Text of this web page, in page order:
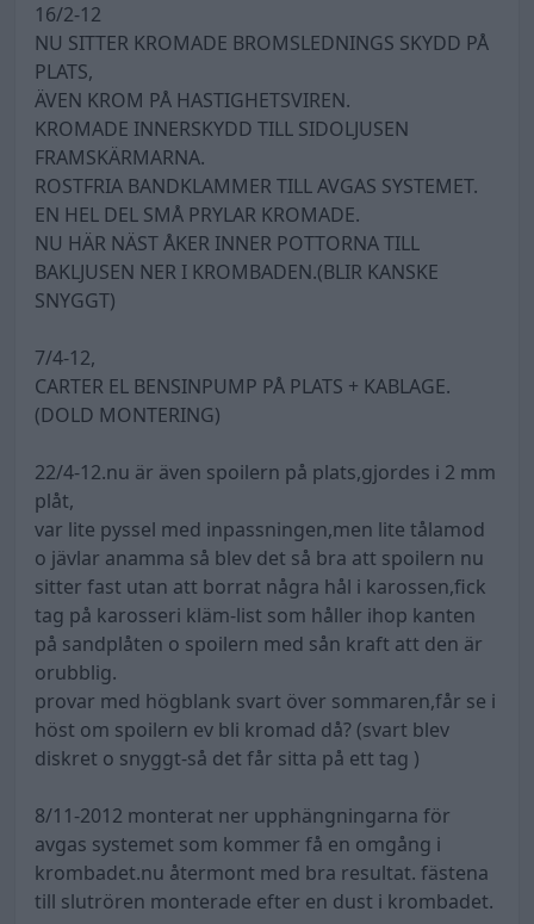
16/2-12
NU SITTER KROMADE BROMSLEDNINGS SKYDD PÅ
PLATS,
ÄVEN KROM PÅ HASTIGHETSVIREN.
KROMADE INNERSKYDD TILL SIDOLJUSEN
FRAMSKÄRMARNA.
ROSTFRIA BANDKLAMMER TILL AVGAS SYSTEMET.
EN HEL DEL SMÅ PRYLAR KROMADE.
NU HÄR NÄST ÅKER INNER POTTORNA TILL
BAKLJUSEN NER I KROMBADEN.(BLIR KANSKE
SNYGGT)
7/4-12,
CARTER EL BENSINPUMP PÅ PLATS + KABLAGE.
(DOLD MONTERING)
22/4-12.nu är även spoilern på plats,gjordes i 2 mm
plåt,
var lite pyssel med inpassningen,men lite tålamod
o jävlar anamma så blev det så bra att spoilern nu
sitter fast utan att borrat några hål i karossen,fick
tag på karosseri kläm-list som håller ihop kanten
på sandplåten o spoilern med sån kraft att den är
orubblig.
provar med högblank svart över sommaren,får se i
höst om spoilern ev bli kromad då? (svart blev
diskret o snyggt-så det får sitta på ett tag )
8/11-2012 monterat ner upphängningarna för
avgas systemet som kommer få en omgång i
krombadet.nu återmont med bra resultat. fästena
till slutrören monterade efter en dust i krombadet.